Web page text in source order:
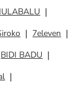
7eleven
BIDI BADU